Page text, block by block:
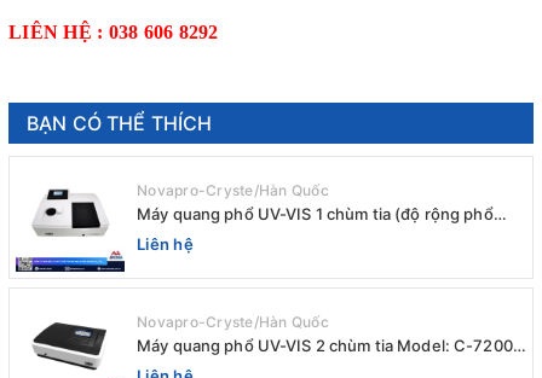
LIÊN HỆ : 038 606 8292
BẠN CÓ THỂ THÍCH
Novapro-Cryste/Hàn Quốc
Máy quang phổ UV-VIS 1 chùm tia (độ rộng phổ
4nm) E-1000UV / Peak
Liên hệ
Novapro-Cryste/Hàn Quốc
Máy quang phổ UV-VIS 2 chùm tia Model: C-7200 /
Peak